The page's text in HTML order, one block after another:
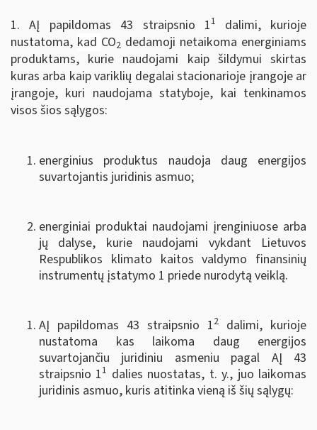
1. AĮ papildomas 43 straipsnio 11 dalimi, kurioje
nustatoma, kad CO2 dedamoji netaikoma energiniams
produktams, kurie naudojami kaip šildymui skirtas
kuras arba kaip variklių degalai stacionarioje įrangoje ar
įrangoje, kuri naudojama statyboje, kai tenkinamos
visos šios sąlygos:
energinius produktus naudoja daug energijos
suvartojantis juridinis asmuo;
energiniai produktai naudojami įrenginiuose arba
jų dalyse, kurie naudojami vykdant Lietuvos
Respublikos klimato kaitos valdymo finansinių
instrumentų įstatymo 1 priede nurodytą veiklą.
AĮ papildomas 43 straipsnio 12
dalimi, kurioje
nustatoma kas laikoma daug energijos
suvartojančiu juridiniu asmeniu pagal AĮ 43
straipsnio 11 dalies nuostatas, t. y., juo laikomas
juridinis asmuo, kuris atitinka vieną iš šių sąlygų: